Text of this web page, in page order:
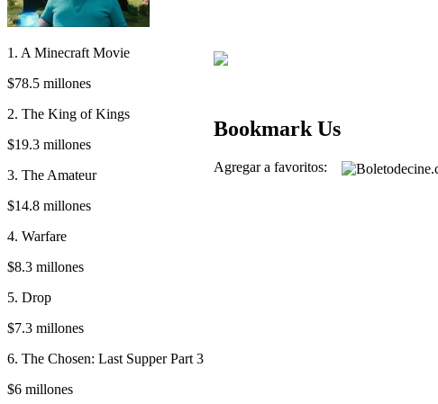
1. A Minecraft Movie
$78.5 millones
2. The King of Kings
$19.3 millones
3. The Amateur
$14.8 millones
4. Warfare
$8.3 millones
5. Drop
$7.3 millones
6. The Chosen: Last Supper Part 3
$6 millones
Bookmark Us
Agregar a favoritos: